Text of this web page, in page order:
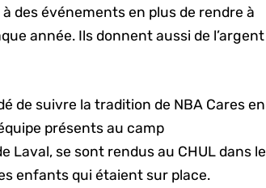
des événements en plus de rendre à
année. Ils donnent aussi de l’argent
de suivre la tradition de NBA Cares en
présents au camp
Laval, se sont rendus au CHUL dans le
enfants qui étaient sur place.